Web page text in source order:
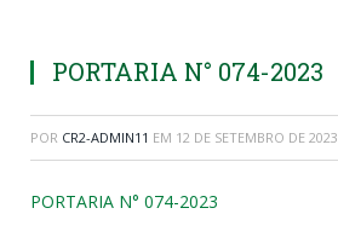
PORTARIA N° 074-2023
POR CR2-ADMIN11 EM 12 DE SETEMBRO DE 2023
PORTARIA N° 074-2023